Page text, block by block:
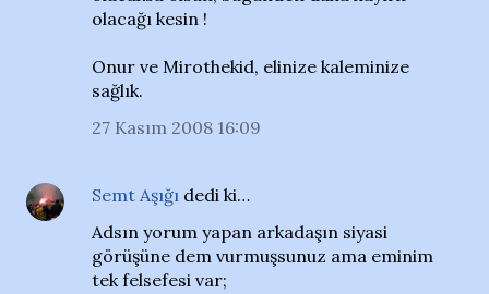
olacağı kesin !
Onur ve Mirothekid, elinize kaleminize
sağlık.
27 Kasım 2008 16:09
Semt Aşığı dedi ki…
Adsın yorum yapan arkadaşın siyasi
görüşüne dem vurmuşsunuz ama eminim
tek felsefesi var;